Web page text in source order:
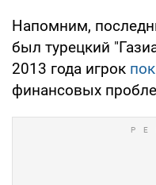
Напомним,
был турецкий
2013 года игрок
финансовых